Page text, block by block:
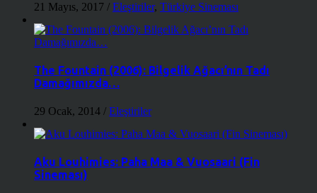
21 Mayıs, 2017 / Eleştiriler, Türkiye Sineması
The Fountain (2006): Bilgelik Ağacı’nın Tadı
Damağımızda…
29 Ocak, 2014 / Eleştiriler
Aku Louhimies: Paha Maa & Vuosaari (Fin
Sineması)